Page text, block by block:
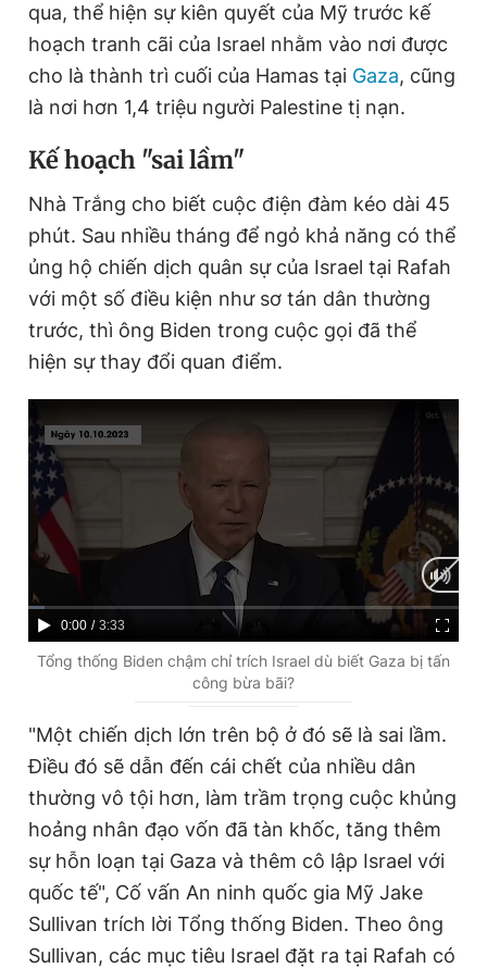
Theo dõi báo trên
Hotline
0906 645 777
Liên hệ quảng cáo
0908 780 404
Đặt báo Quảng cáo RSS Tòa soạn Chính sách bảo
Tổng biên tập: Nguyễn Ngọc Toàn
Phó tổng biên tập thường trực: Hải Thành
Phó tổng biên tập: Lâm Hiếu Dũng
Phó tổng biên tập: Trần Việt Hưng
Tổng thư ký tòa soạn: Đức Trung
Giấy phép xuất bản số 110/GP - BTTTT cấp ngày 24.3.2020
© 2003-2026 Bản quyền thuộc về Báo Thanh Niên. Cấm sao
chép dưới mọi hình thức nếu không có sự chấp thuận bằng văn
bản. Phát triển bởi ePi Technologies, JSC.
qua, thể hiện sự kiên quyết của Mỹ trước kế
hoạch tranh cãi của Israel nhằm vào nơi được
cho là thành trì cuối của Hamas tại Gaza, cũng
là nơi hơn 1,4 triệu người Palestine tị nạn.
Kế hoạch "sai lầm"
Nhà Trắng cho biết cuộc điện đàm kéo dài 45
phút. Sau nhiều tháng để ngỏ khả năng có thể
ủng hộ chiến dịch quân sự của Israel tại Rafah
với một số điều kiện như sơ tán dân thường
trước, thì ông Biden trong cuộc gọi đã thể
hiện sự thay đổi quan điểm.
C
u
n
i
m
e
0:00 / D
u
o
n
3:33
Tổng thống Biden chậm chỉ trích Israel dù biết Gaza bị tấn
công bừa bãi?
"Một chiến dịch lớn trên bộ ở đó sẽ là sai lầm.
Điều đó sẽ dẫn đến cái chết của nhiều dân
thường vô tội hơn, làm trầm trọng cuộc khủng
hoảng nhân đạo vốn đã tàn khốc, tăng thêm
sự hỗn loạn tại Gaza và thêm cô lập Israel với
quốc tế", Cố vấn An ninh quốc gia Mỹ Jake
Sullivan trích lời Tổng thống Biden. Theo ông
Sullivan, các mục tiêu Israel đặt ra tại Rafah có